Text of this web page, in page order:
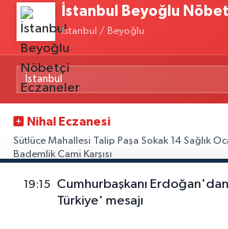
İstanbul Beyoğlu
İstanbul / Beyoğlu
Nihal Eczanesi
Sütlüce Mahallesi Talip Paşa Sokak 14 Sağlık
Bademlik Cami Karşısı
0 (212) 255 78 99 Yol Tarifi Al
19:15
Cumhurbaşkanı
Türkiye' mesajı